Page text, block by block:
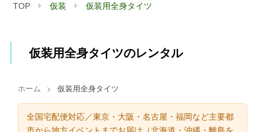
TOP 仮装 仮装用全身タイツ
仮装用全身タイツのレンタル
ホーム > 仮装用全身タイツ
全国宅配便対応／東京・大阪・名古屋・福岡など主要都
市から地方イベントまでお届け（北海道・沖縄・離島を